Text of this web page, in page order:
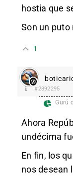
hostia que
Son un puto
1
#2892295
Gurú
Ahora
undécima
En fin, los
nos desean